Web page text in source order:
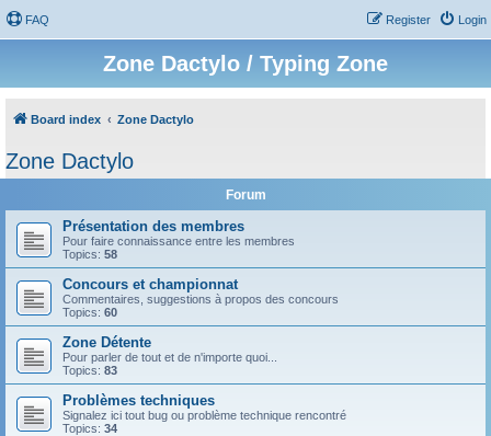
FAQ Login
Register
Zone Dactylo / Typing Zone
Board index Zone Dactylo
Zone Dactylo
Forum
Présentation des membres
Pour faire connaissance entre les membres
Topics: 58
Concours et championnat
Commentaires, suggestions à propos des concours
Topics: 60
Zone Détente
Pour parler de tout et de n'importe quoi...
Topics: 83
Problèmes techniques
Signalez ici tout bug ou problème technique rencontré
Topics: 34